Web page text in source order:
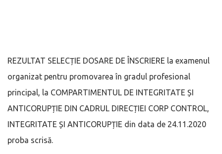
REZULTAT SELECȚIE DOSARE DE ÎNSCRIERE la examenul
organizat pentru promovarea în gradul profesional
principal, la COMPARTIMENTUL DE INTEGRITATE ȘI
ANTICORUPȚIE DIN CADRUL DIRECȚIEI CORP CONTROL,
INTEGRITATE ȘI ANTICORUPȚIE din data de 24.11.2020
proba scrisă.